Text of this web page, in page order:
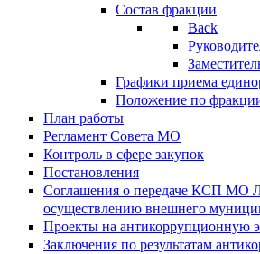
Состав фракции
Back
Графики приема
Положение по
План работы
Регламент Совета МО
Контроль в сфере закупок
Постановления
Соглашения о передаче КСП МО
осуществлению внешнего
Проекты на антикоррупционную
Заключения по результатам